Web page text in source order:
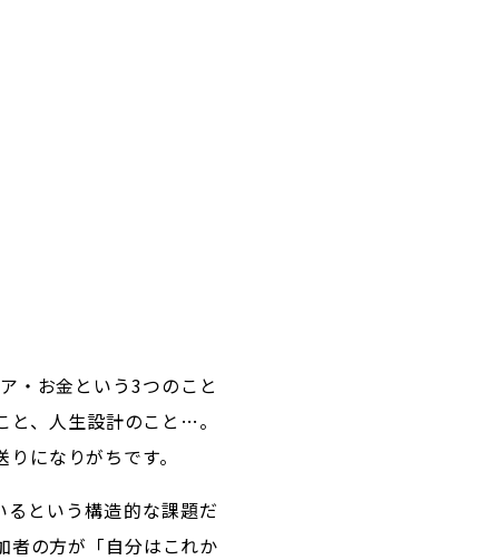
・お金という3つのこと
と、人生設計のこと…。
になりがちです。
という構造的な課題だ
者の方が「自分はこれか